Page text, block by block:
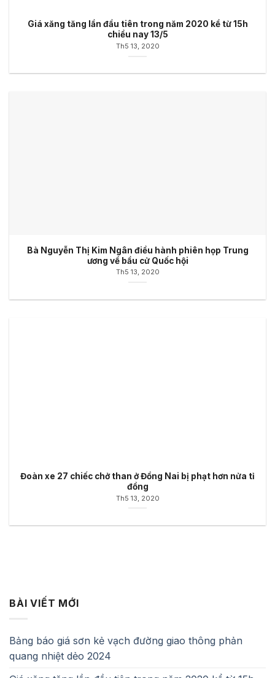
Giá xăng tăng lần đầu tiên trong năm 2020 kể từ 15h
chiều nay 13/5
Th5 13, 2020
Bà Nguyễn Thị Kim Ngân điều hành phiên họp Trung
ương về bầu cử Quốc hội
Th5 13, 2020
Đoàn xe 27 chiếc chở than ở Đồng Nai bị phạt hơn nửa tỉ
đồng
Th5 13, 2020
BÀI VIẾT MỚI
Bảng báo giá sơn kẻ vạch đường giao thông phản
quang nhiệt dẻo 2024